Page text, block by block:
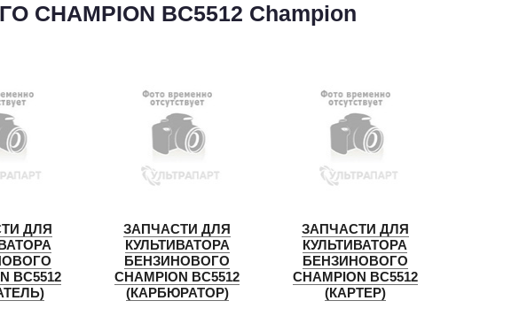
BC5512 Champion
ДЛЯ
BC5512
ЗАПЧАСТИ ДЛЯ
КУЛЬТИВАТОРА
БЕНЗИНОВОГО
CHAMPION BC5512
(КАРБЮРАТОР)
ЗАПЧАСТИ ДЛЯ
КУЛЬТИВАТОРА
БЕНЗИНОВОГО
CHAMPION BC5512
(КАРТЕР)